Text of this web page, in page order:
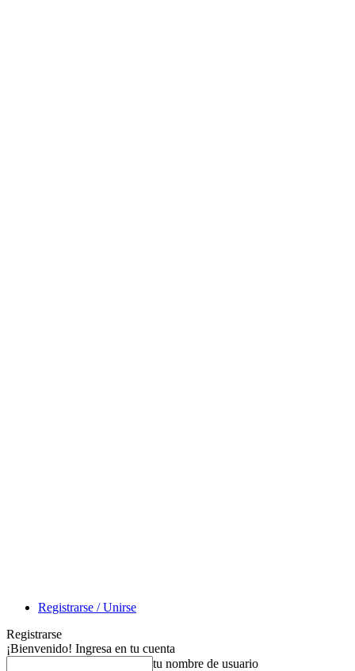
Registrarse / Unirse
Registrarse
¡Bienvenido! Ingresa en tu cuenta
tu nombre de usuario